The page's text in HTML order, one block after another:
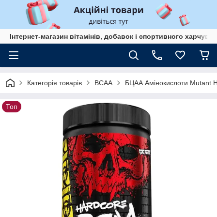
Інтернет-магазин вітамінів, добавок і спортивного
Категорія товарів BCAA БЦАА Амінокислоти Mutant
Топ